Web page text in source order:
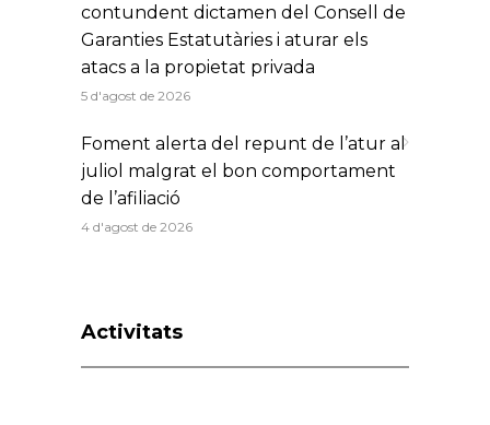
contundent dictamen del Consell de
Garanties Estatutàries i aturar els
atacs a la propietat privada
5 d'agost de 2026
Foment alerta del repunt de l’atur al
juliol malgrat el bon comportament
de l’afiliació
4 d'agost de 2026
Activitats